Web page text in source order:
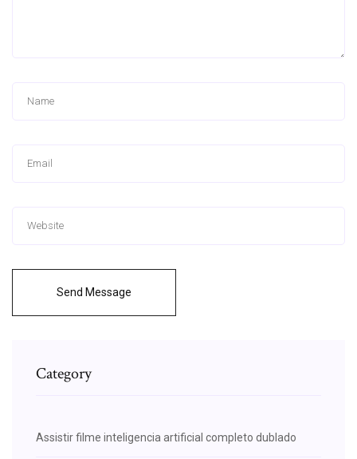
Send Message
Category
Assistir filme inteligencia artificial completo dublado